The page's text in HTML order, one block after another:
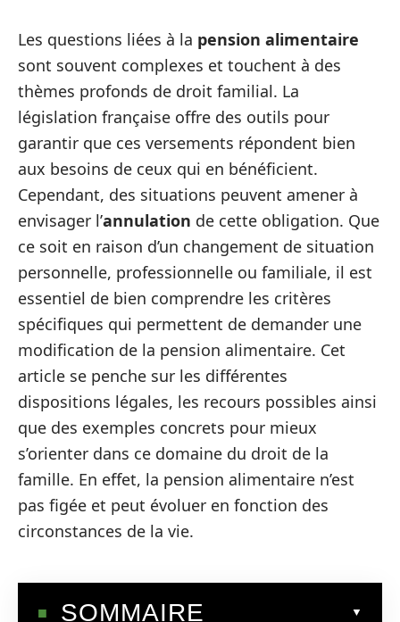
Les questions liées à la pension alimentaire
sont souvent complexes et touchent à des
thèmes profonds de droit familial. La
législation française offre des outils pour
garantir que ces versements répondent bien
aux besoins de ceux qui en bénéficient.
Cependant, des situations peuvent amener à
envisager l’annulation de cette obligation. Que
ce soit en raison d’un changement de situation
personnelle, professionnelle ou familiale, il est
essentiel de bien comprendre les critères
spécifiques qui permettent de demander une
modification de la pension alimentaire. Cet
article se penche sur les différentes
dispositions légales, les recours possibles ainsi
que des exemples concrets pour mieux
s’orienter dans ce domaine du droit de la
famille. En effet, la pension alimentaire n’est
pas figée et peut évoluer en fonction des
circonstances de la vie.
SOMMAIRE